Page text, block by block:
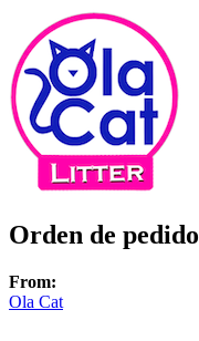
Orden de pedido
From:
Ola Cat